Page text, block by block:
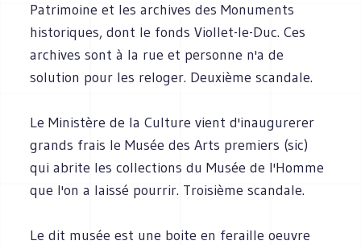
Patrimoine et les archives des Monuments
historiques, dont le fonds Viollet-le-Duc. Ces
archives sont à la rue et personne n'a de
solution pour les reloger. Deuxième scandale.
Le Ministère de la Culture vient d'inaugurerer
grands frais le Musée des Arts premiers (sic)
qui abrite les collections du Musée de l'Homme
que l'on a laissé pourrir. Troisième scandale.
Le dit musée est une boite en feraille oeuvre